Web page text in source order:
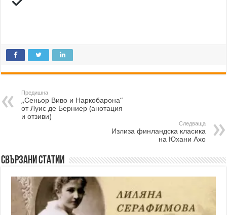
Предишна
„Сеньор Виво и Наркобарона“
от Луис де Берниер (анотация
и отзиви)
Следваща
Излиза финландска класика
на Юхани Ахо
Свързани статии